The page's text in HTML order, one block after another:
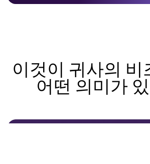
이것이 귀사의 비
어떤 의미가